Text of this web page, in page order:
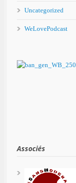
Uncategorized
WeLovePodcast
Associés